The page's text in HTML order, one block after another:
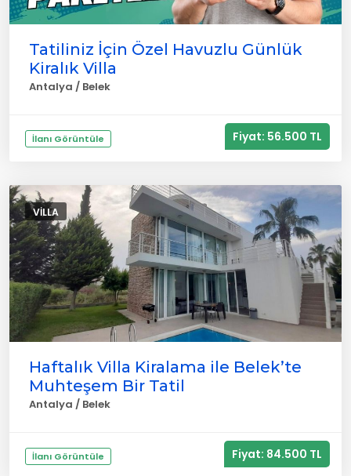
Tatiliniz İçin Özel Havuzlu Günlük
Kiralık Villa
Antalya / Belek
İlanı Görüntüle Fiyat: 56.500 TL
VILLA
Haftalık Villa Kiralama ile Belek’te
Muhteşem Bir Tatil
Antalya / Belek
İlanı Görüntüle Fiyat: 84.500 TL